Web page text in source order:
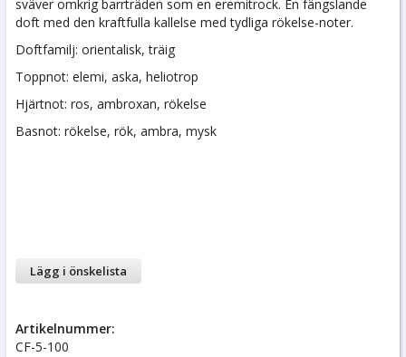
sväver omkrig barrträden som en eremitrock. En fängslande
doft med den kraftfulla kallelse med tydliga rökelse-noter.
Doftfamilj: orientalisk, träig
Toppnot: elemi, aska, heliotrop
Hjärtnot: ros, ambroxan, rökelse
Basnot: rökelse, rök, ambra, mysk
Lägg i önskelista
Artikelnummer:
CF-5-100